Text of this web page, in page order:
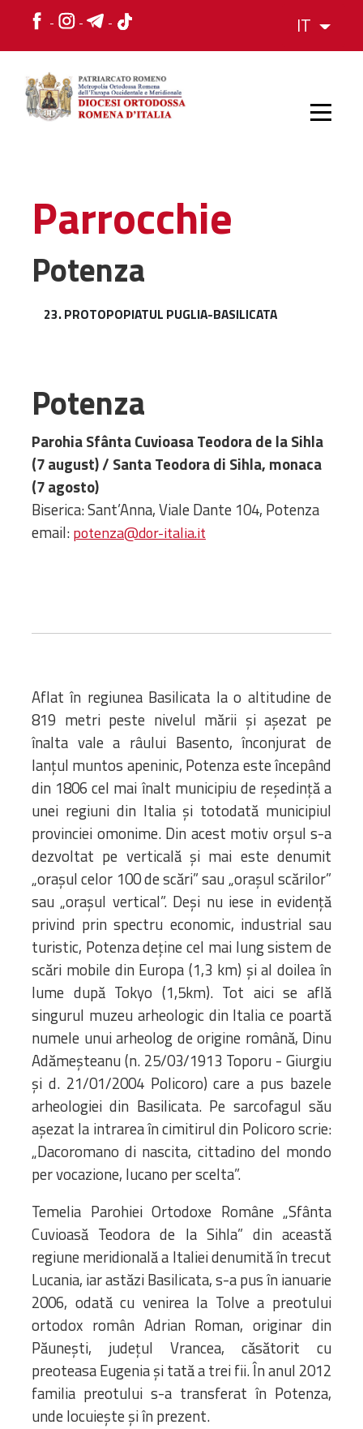
IT
STORIA
chiese e
monumenti
Associazioni e
Gli Statuti e le leggi
Lettere pastorali
Biblioteca
Risorse multimediali
Opinioni Ortodosse
Dalla vita
della”famiglia” della
diocesi
CSDE
La Parola del Vescovo
Lectura Lunii
Prezentarea
Parohiilor
CONTATTI
Parrocchie
Potenza
23. PROTOPOPIATUL PUGLIA-BASILICATA
Potenza
Parohia Sfânta Cuvioasa Teodora de la Sihla
(7 august) / Santa Teodora di Sihla, monaca
(7 agosto)
Biserica: Sant’Anna, Viale Dante 104, Potenza
email:potenza@dor-italia.it
Aflat în regiunea Basilicata la o altitudine de
819 metri peste nivelul mării și așezat pe
înalta vale a râului Basento, înconjurat de
lanțul muntos apeninic, Potenza este începând
din 1806 cel mai înalt municipiu de reședință a
unei regiuni din Italia și totodată municipiul
provinciei omonime. Din acest motiv orșul s-a
dezvoltat pe verticală și mai este denumit
„orașul celor 100 de scări” sau „orașul scărilor”
sau „orașul vertical”. Deși nu iese in evidență
privind prin spectru economic, industrial sau
turistic, Potenza deține cel mai lung sistem de
scări mobile din Europa (1,3 km) și al doilea în
lume după Tokyo (1,5km). Tot aici se află
singurul muzeu arheologic din Italia ce poartă
numele unui arheolog de origine română, Dinu
Adămeșteanu (n. 25/03/1913 Toporu - Giurgiu
și d. 21/01/2004 Policoro) care a pus bazele
arheologiei din Basilicata. Pe sarcofagul său
așezat la intrarea în cimitirul din Policoro scrie:
„Dacoromano di nascita, cittadino del mondo
per vocazione, lucano per scelta”.
Temelia Parohiei Ortodoxe Române „Sfânta
Cuvioasă Teodora de la Sihla” din această
regiune meridională a Italiei denumită în trecut
Lucania, iar astăzi Basilicata, s-a pus în ianuarie
2006, odată cu venirea la Tolve a preotului
ortodox român Adrian Roman, originar din
Păunești, județul Vrancea, căsătorit cu
preoteasa Eugenia și tată a trei fii. În anul 2012
familia preotului s-a transferat în Potenza,
unde locuiește și în prezent.